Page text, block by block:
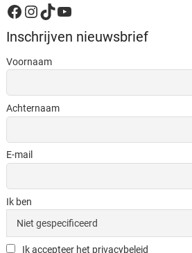
Facebook
Instagram
TikTok
YouTube
Inschrijven nieuwsbrief
Voornaam
Achternaam
E-mail
Ik ben
Ik accepteer het privacybeleid